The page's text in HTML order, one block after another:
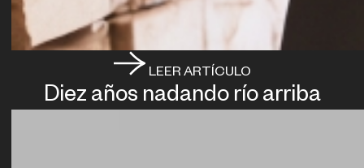
LEER ARTÍCULO
Diez años nadando río arriba